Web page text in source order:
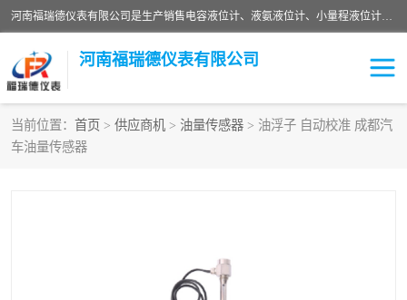
河南福瑞德仪表有限公司是生产销售电容液位计、液氨液位计、小量程液位计定制、智能锅炉水位计、液氮液位计等；并在产品开发、研制的过程中，吸取国内外仪器仪表的技术精华，建立了一支高、精、尖的科研开发队伍，使产品性能不断升级。
河南福瑞德仪表有限公司
当前位置： 首页 > 供应商机 > 油量传感器 > 油浮子 自动校准 成都汽
车油量传感器
液位计
液位计传感器定制